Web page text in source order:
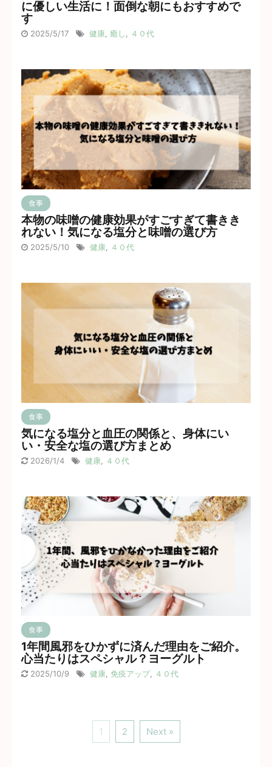
に優しい生活に！面倒な朝にもおすすめで
す
2025/5/17 健康 癒し ４０代
食事
本物の味噌の健康効果がすごすぎて書きき
れない！気になる塩分と味噌の選び方
2025/5/10 健康 ４０代
食事
気になる塩分と血圧の関係と、身体にい
い・安全な塩の選び方まとめ
2026/1/4 健康 ４０代
食事
1年間風邪をひかずに済んだ理由をご紹介。
心当たりはスペシャル？ヨーグルト
2025/10/9 健康, 免疫アップ, ４０代
1 2 Next »